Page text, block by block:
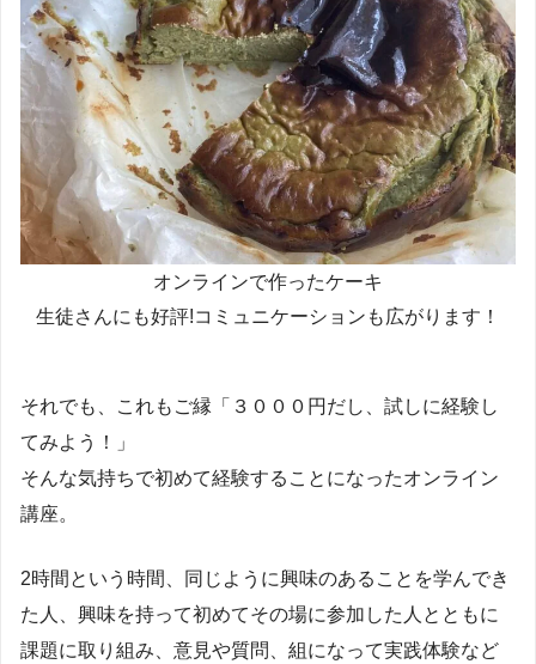
オンラインで作ったケーキ
生徒さんにも好評!コミュニケーションも広がります！
それでも、これもご縁「３０００円だし、試しに経験し
てみよう！」
そんな気持ちで初めて経験することになったオンライン
講座。
2時間という時間、同じように興味のあることを学んでき
た人、興味を持って初めてその場に参加した人とともに
課題に取り組み、意見や質問、組になって実践体験など